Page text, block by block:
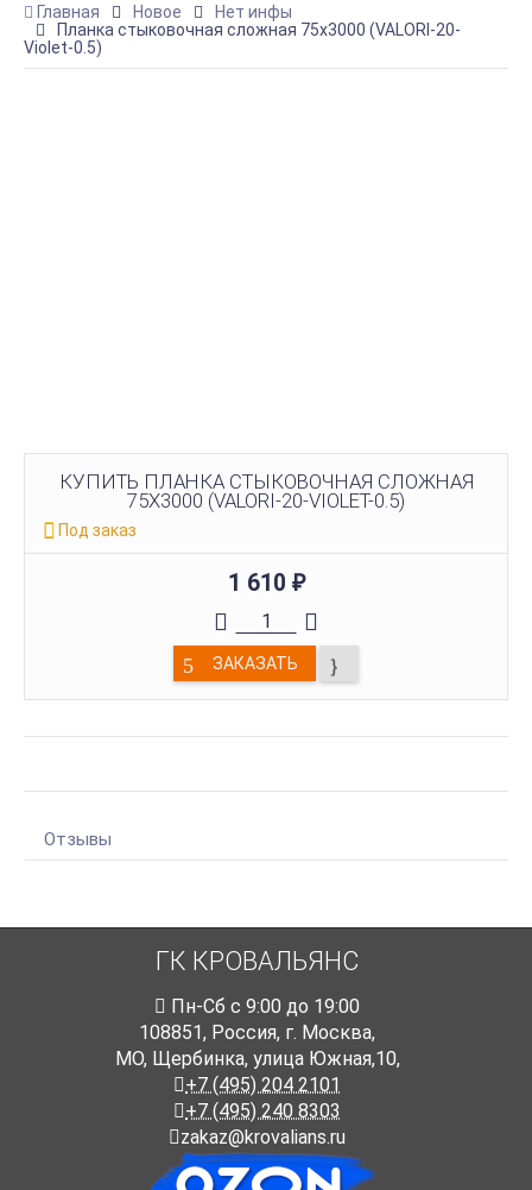
Главная Новое
Нет инфы
Планка стыковочная сложная 75х3000 (VALORI-20-
Violet-0.5)
КУПИТЬ ПЛАНКА СТЫКОВОЧНАЯ СЛОЖНАЯ
75Х3000 (VALORI-20-VIOLET-0.5)
Под заказ
1 610 ₽
ЗАКАЗАТЬ
Отзывы
ГК КРОВАЛЬЯНС
Пн-Cб с 9:00 до 19:00
108851, Россия, г. Москва,
МО, Щербинка, улица Южная,10,
+7 (495) 204 2101
+7 (495) 240 8303
zakaz@krovalians.ru